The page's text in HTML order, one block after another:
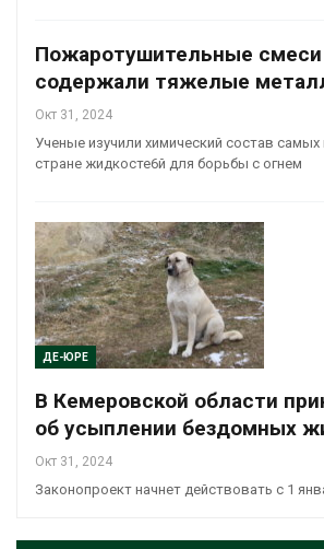
Пожаротушительные
содержали тяжелые
Окт 31, 2024
Ученые изучили химический состав
стране жидкосте6й для борьбы с огнем
ДЕ-ЮРЕ
В Кемеровской области
об усыплении бездомных
Окт 31, 2024
Законопроект начнет действовать с 1